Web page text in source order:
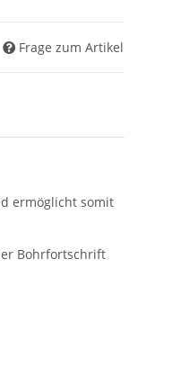
Frage zum Artikel
ermöglicht somit
Bohrfortschrift